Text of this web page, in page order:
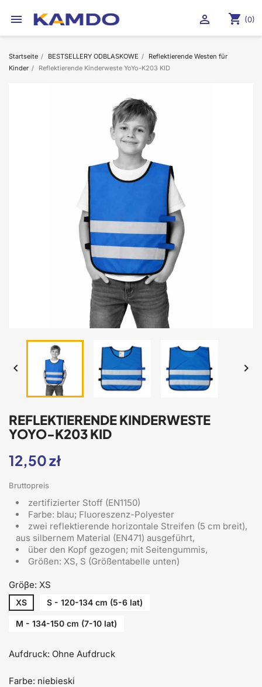
 shopping_cart (0)

Startseite BESTSELLERY ODBLASKOWE
Reflektierende Westen für
Kinder
Reflektierende Kinderweste YoYo-K203 KID
 
REFLEKTIERENDE KINDERWESTE
YOYO-K203 KID
12,50 zł
Bruttopreis
zertifizierter Stoff (EN1150)
Farbe: blau; Fluoreszenz-Polyester
zwei reflektierende horizontale Streifen (5 cm breit),
aus silbernem Material (EN471) ausgeführt,
über den Kopf gezogen; mit Seitengummis,
Größen: XS, S (Größentabelle unten)
Gröβe: XS
XS S - 120-134 cm (5-6 lat)
M - 134-150 cm (7-10 lat)
Aufdruck: Ohne Aufdruck
Farbe: niebieski